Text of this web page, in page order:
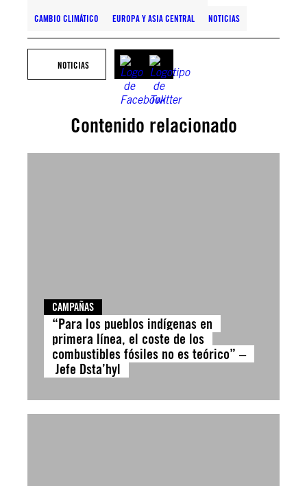
CAMBIO CLIMÁTICO EUROPA Y ASIA CENTRAL NOTICIAS
NOTICIAS
Contenido relacionado
CAMPAÑAS
“Para los pueblos indígenas en
primera línea, el coste de los
combustibles fósiles no es teórico” –
Jefe Dsta’hyl